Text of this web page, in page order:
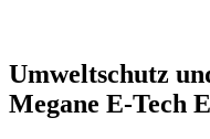
Umweltschutz
Megane E-Tech